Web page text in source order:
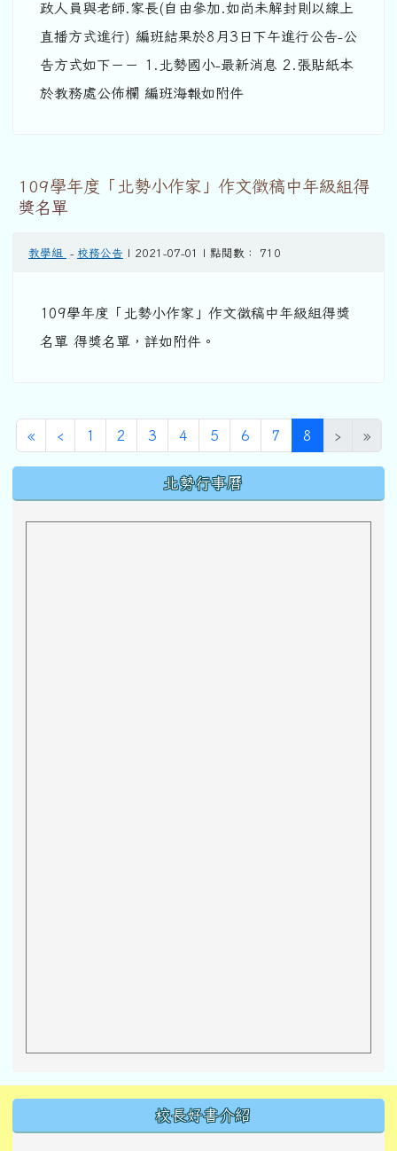
政人員與老師.家長(自由參加.如尚未解封則以線上
直播方式進行) 編班結果於8月3日下午進行公告-公
告方式如下－－ 1.北勢國小-最新消息 2.張貼紙本
於教務處公佈欄 編班海報如附件
109學年度「北勢小作家」作文徵稿中年級組得
獎名單
教學組 - 校務公告 | 2021-07-01 | 點閱數： 710
109學年度「北勢小作家」作文徵稿中年級組得獎
名單 得獎名單，詳如附件。
«第一頁
‹上一頁
1 2 3 4 5 6 7 8 (目前頁次)
› »
北勢行事曆
校長好書介紹